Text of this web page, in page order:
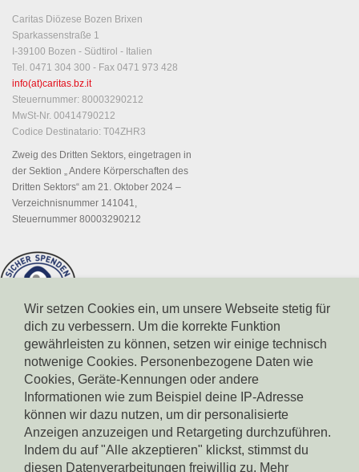
Caritas Diözese Bozen Brixen
Sparkassenstraße 1
I-39100 Bozen - Südtirol - Italien
Tel. 0471 304 300 - Fax 0471 973 428
info(at)caritas.bz.it
Steuernummer: 80003290212
MwSt-Nr. 00414790212
Codice Destinatario: T04ZHR3
Zweig des Dritten Sektors, eingetragen in
der Sektion „ Andere Körperschaften des
Dritten Sektors“ am 21. Oktober 2024 –
Verzeichnisnummer 141041,
Steuernummer 80003290212
Spendenkonto Südtiroler Sparkasse
IBAN: IT17X0604511601000000110801
BIC: CRBZIT2B001
Wir setzen Cookies ein, um unsere Webseite stetig für
dich zu verbessern. Um die korrekte Funktion
gewährleisten zu können, setzen wir einige technisch
notwenige Cookies. Personenbezogene Daten wie
Cookies, Geräte-Kennungen oder andere
Informationen wie zum Beispiel deine IP-Adresse
können wir dazu nutzen, um dir personalisierte
Anzeigen anzuzeigen und Retargeting durchzuführen.
Indem du auf "Alle akzeptieren" klickst, stimmst du
diesen Datenverarbeitungen freiwillig zu. Mehr